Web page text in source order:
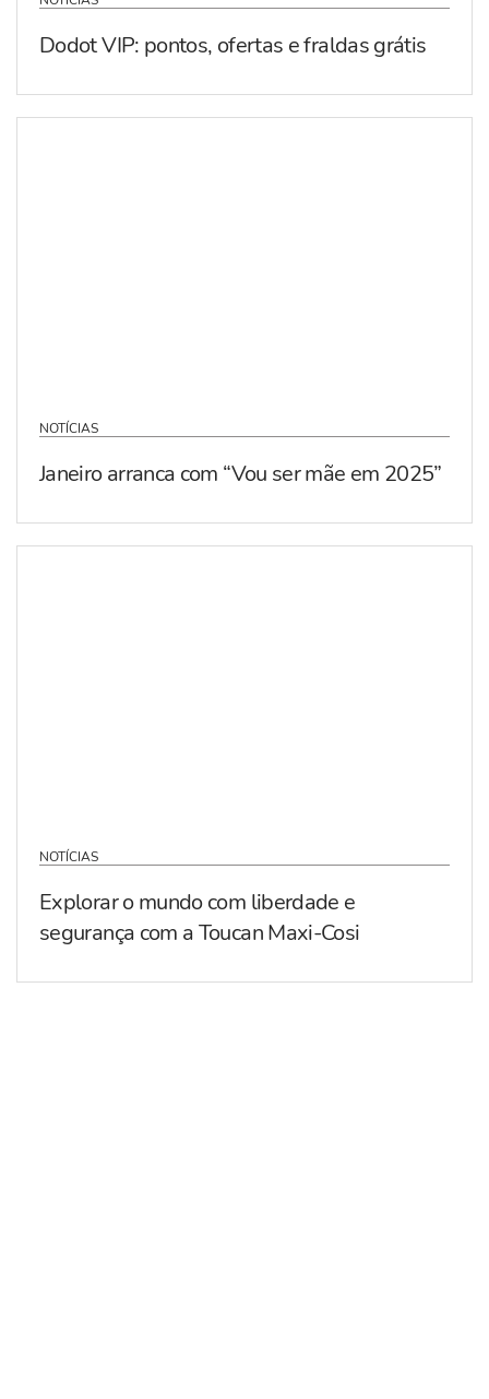
Dodot VIP: pontos, ofertas e fraldas grátis
NOTÍCIAS
Janeiro arranca com “Vou ser mãe em 2025”
NOTÍCIAS
Explorar o mundo com liberdade e
segurança com a Toucan Maxi-Cosi